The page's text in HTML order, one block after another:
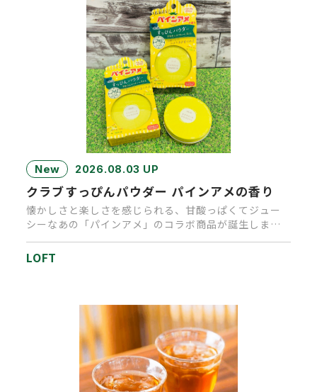
New 2026.08.03 UP
クラブすっぴんパウダー パインアメの香り
懐かしさと楽しさを感じられる、甘酸っぱくてジュー
シーなあの「パインアメ」のコラボ商品が誕生しまし
LOFT